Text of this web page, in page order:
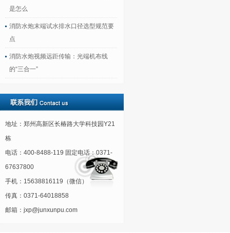
是怎么
消防水炮末端试水排水口径选型规范要
点
消防水炮视频远距传输：光端机布线
的“三合一”
地址：郑州高新区长椿路大学科技园Y21
栋
电话：400-8488-119 固定电话：0371-
67637800
手机：15638816119（微信）
传真：0371-64018858
邮箱：jxp@junxunpu.com